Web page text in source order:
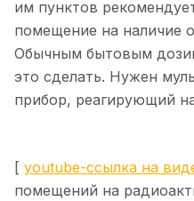
им пунктов
помещение на наличие
Обычным бытовым
это сделать. Нужен
прибор, реагирующий
[ youtube-ссылка на
помещений на